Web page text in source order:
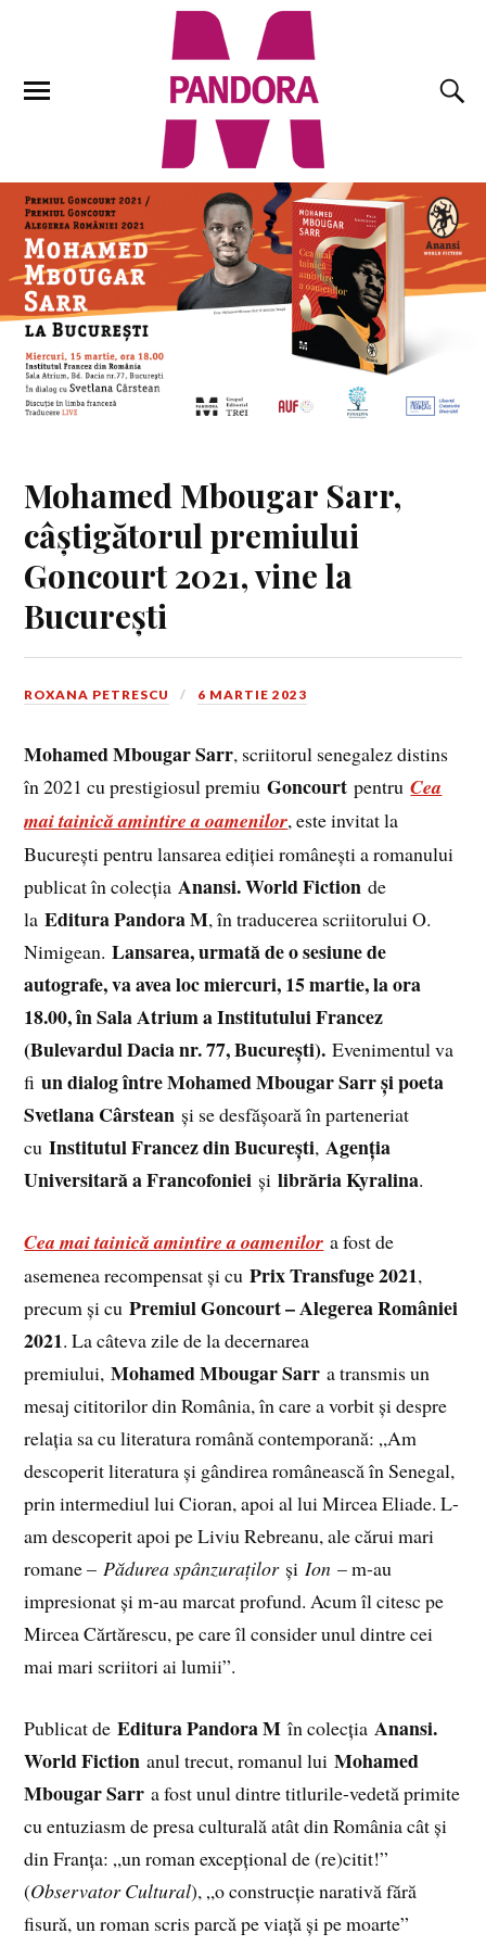
Mohamed Mbougar Sarr,
câștigătorul premiului
Goncourt 2021, vine la
București
ROXANA PETRESCU 6 MARTIE 2023
Mohamed Mbougar Sarr, scriitorul senegalez distins
în 2021 cu prestigiosul premiuGoncourt pentruCea
mai tainică amintire a oamenilor, este invitat la
București pentru lansarea ediției românești a romanului
publicat în colecțiaAnansi. World Fiction de
laEditura Pandora M, în traducerea scriitorului O.
Nimigean.Lansarea, urmată de o sesiune de
autografe, va avea loc miercuri, 15 martie, la ora
18.00, în Sala Atrium a Institutului Francez
(Bulevardul Dacia nr. 77, Bucureşti). Evenimentul va
fiun dialog între Mohamed Mbougar Sarr și poeta
Svetlana Cârstean și se desfășoară în parteneriat
cuInstitutul Francez din București,Agenţia
Universitară a Francofoniei șilibrăria Kyralina.
Cea mai tainică amintire a oamenilor a fost de
asemenea recompensat și cuPrix Transfuge 2021,
precum și cuPremiul Goncourt – Alegerea României
2021. La câteva zile de la decernarea
premiului,Mohamed Mbougar Sarr a transmis un
mesaj cititorilor din România, în care a vorbit și despre
relația sa cu literatura română contemporană: „Am
descoperit literatura și gândirea românească în Senegal,
prin intermediul lui Cioran, apoi al lui Mircea Eliade. L-
am descoperit apoi pe Liviu Rebreanu, ale cărui mari
romane – Pădurea spânzurațilorși Ion – m-au
impresionat și m-au marcat profund. Acum îl citesc pe
Mircea Cărtărescu, pe care îl consider unul dintre cei
mai mari scriitori ai lumii”.
Publicat deEditura Pandora M în colecția Anansi.
World Fiction anul trecut, romanul luiMohamed
Mbougar Sarr a fost unul dintre titlurile-vedetă primite
cu entuziasm de presa culturală atât din România cât și
din Franța: „un roman excepțional de (re)citit!”
(Observator Cultural), „o construcție narativă fără
fisură, un roman scris parcă pe viață și pe moarte”